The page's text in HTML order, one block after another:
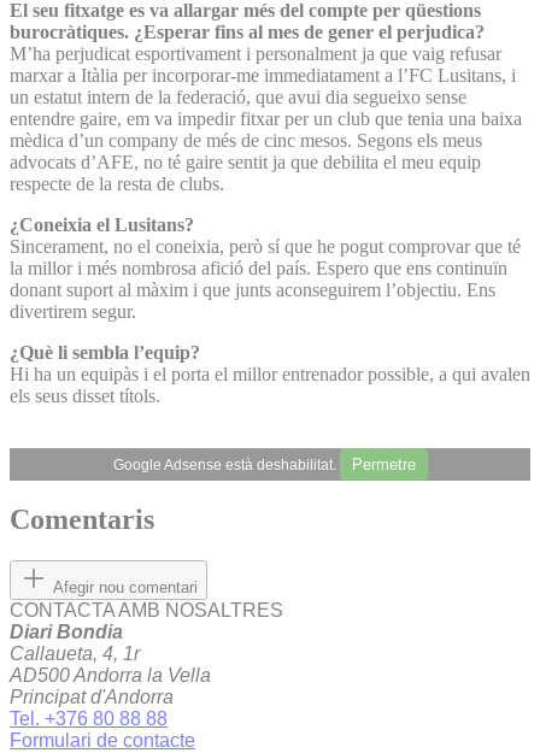
El seu fitxatge es va allargar més del compte per qüestions
burocràtiques. ¿Esperar fins al mes de gener el perjudica?
M’ha perjudicat esportivament i personalment ja que vaig refusar
marxar a Itàlia per incorporar-me immediatament a l’FC Lusitans, i
un estatut intern de la federació, que avui dia segueixo sense
entendre gaire, em va impedir fitxar per un club que tenia una baixa
mèdica d’un company de més de cinc mesos. Segons els meus
advocats d’AFE, no té gaire sentit ja que debilita el meu equip
respecte de la resta de clubs.
¿Coneixia el Lusitans?
Sincerament, no el coneixia, però sí que he pogut comprovar que té
la millor i més nombrosa afició del país. Espero que ens continuïn
donant suport al màxim i que junts aconseguirem l’objectiu. Ens
divertirem segur.
¿Què li sembla l’equip?
Hi ha un equipàs i el porta el millor entrenador possible, a qui avalen
els seus disset títols.
Google Adsense està deshabilitat. Permetre
Comentaris
Afegir nou comentari
CONTACTA AMB NOSALTRES
Diari Bondia
Callaueta, 4, 1r
AD500 Andorra la Vella
Principat d'Andorra
Tel. +376 80 88 88
Formulari de contacte